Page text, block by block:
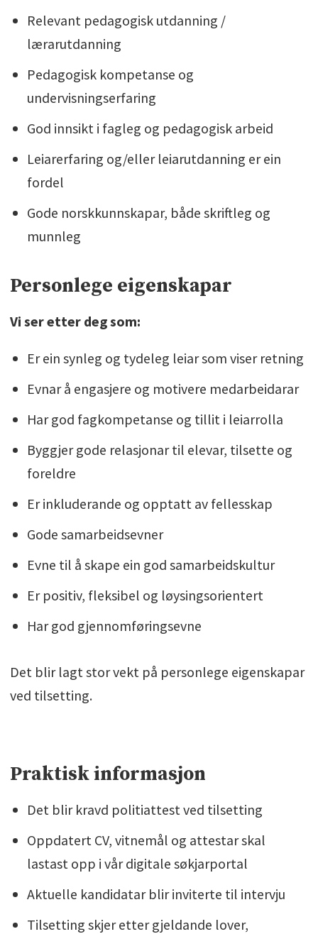
Relevant pedagogisk utdanning /
lærarutdanning
Pedagogisk kompetanse og
undervisningserfaring
God innsikt i fagleg og pedagogisk arbeid
Leiarerfaring og/eller leiarutdanning er ein
fordel
Gode norskkunnskapar, både skriftleg og
munnleg
Personlege eigenskapar
Vi ser etter deg som:
Er ein synleg og tydeleg leiar som viser retning
Evnar å engasjere og motivere medarbeidarar
Har god fagkompetanse og tillit i leiarrolla
Byggjer gode relasjonar til elevar, tilsette og
foreldre
Er inkluderande og opptatt av fellesskap
Gode samarbeidsevner
Evne til å skape ein god samarbeidskultur
Er positiv, fleksibel og løysingsorientert
Har god gjennomføringsevne
Det blir lagt stor vekt på personlege eigenskapar
ved tilsetting.
Praktisk informasjon
Det blir kravd politiattest ved tilsetting
Oppdatert CV, vitnemål og attestar skal
lastast opp i vår digitale søkjarportal
Aktuelle kandidatar blir inviterte til intervju
Tilsetting skjer etter gjeldande lover,